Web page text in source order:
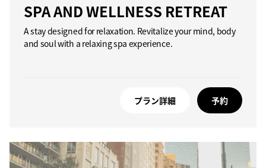
SPA AND WELLNESS RETREAT
A stay designed for relaxation. Revitalize your mind, body
and soul with a relaxing spa experience.
プラン詳細 予約